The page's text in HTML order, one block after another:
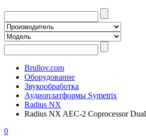
Brullov.com
Оборудование
Звукообработка
Аудиоплатформы Symetrix
Radius NX
Radius NX AEC-2 Coprocessor Dual
0